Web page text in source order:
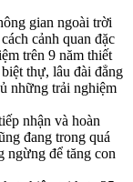
gian ngoài trời
cảnh quan đặc
trên 9 năm thiết
thự, lâu đài đẳng
những trải nghiệm
nhận và hoàn
đang trong quá
để tăng con